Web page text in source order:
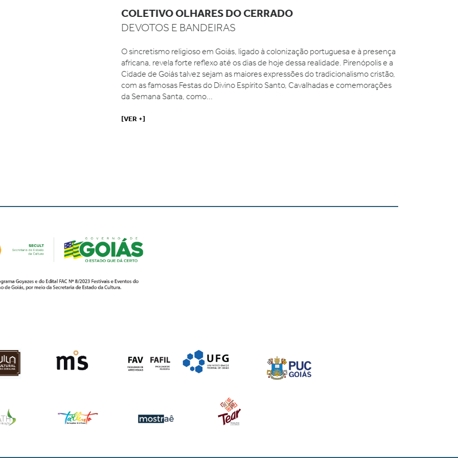
COLETIVO OLHARES DO CERRADO
DEVOTOS E BANDEIRAS
O sincretismo religioso em Goiás, ligado à colonização portuguesa e à presença
africana, revela forte reflexo até os dias de hoje dessa realidade. Pirenópolis e a
Cidade de Goiás talvez sejam as maiores expressões do tradicionalismo cristão,
com as famosas Festas do Divino Espírito Santo, Cavalhadas e comemorações
da Semana Santa, como...
[VER +]